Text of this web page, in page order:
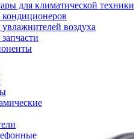
для климатической техники
кондиционеров
увлажнителей воздуха